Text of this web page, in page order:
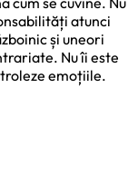
atunci
și uneori
Nu îi este
emoțiile.